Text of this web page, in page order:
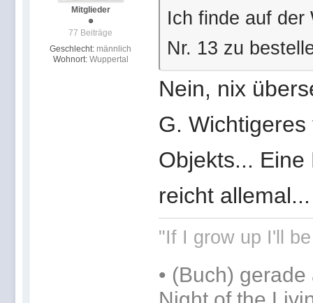
Mitglieder
77 Beiträge
Geschlecht: männlich
Wohnort: Wuppertal
Ich finde auf der
Nr. 13 zu
Nein, nix
G.
Objekts...
reicht
"If I grow up I'll
• (Buch) gerade